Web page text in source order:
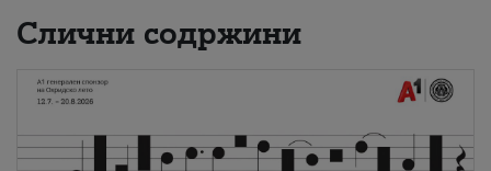
Слични содржини